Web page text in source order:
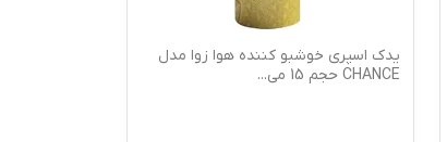
یدک اسپری خوشبو کننده هوا زوا مدل
CHANCE حجم 15 می
...